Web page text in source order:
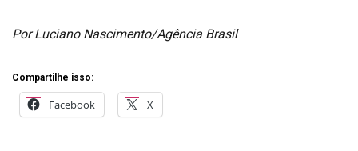
Por Luciano Nascimento/Agência Brasil
Compartilhe isso:
Facebook X